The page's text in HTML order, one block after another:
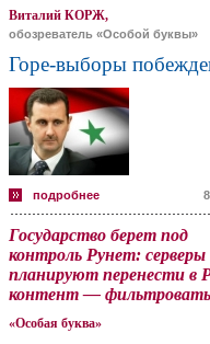
Виталий КОРЖ,
обозреватель «Особой буквы»
Горе-выборы
подробнее
Государство берет под
контроль Рунет: серверы
планируют перенести в
контент — фильтровать
«Особая буква»